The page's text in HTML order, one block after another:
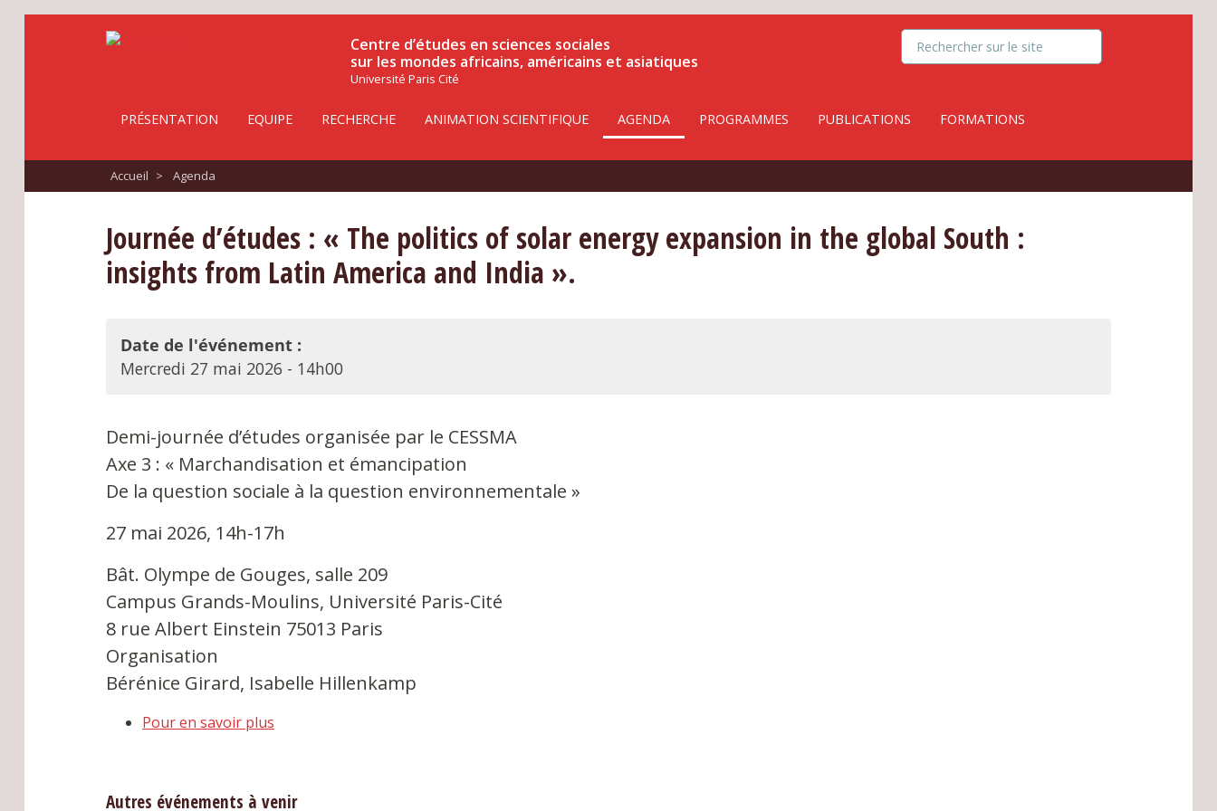
Centre d’études en sciences sociales
sur les mondes africains, américains et asiatiques
Université Paris Cité
PRÉSENTATION EQUIPE RECHERCHE ANIMATION SCIENTIFIQUE AGENDA PROGRAMMES PUBLICATIONS FORMATIONS
Accueil > Agenda
Journée d’études : « The politics of solar energy expansion in the global South :
insights from Latin America and India ».
Date de l'événement :
Mercredi 27 mai 2026 - 14h00
Demi-journée d’études organisée par le CESSMA
Axe 3 : « Marchandisation et émancipation
De la question sociale à la question environnementale »
27 mai 2026, 14h-17h
Bât. Olympe de Gouges, salle 209
Campus Grands-Moulins, Université Paris-Cité
8 rue Albert Einstein 75013 Paris
Organisation
Bérénice Girard, Isabelle Hillenkamp
Pour en savoir plus
Autres événements à venir